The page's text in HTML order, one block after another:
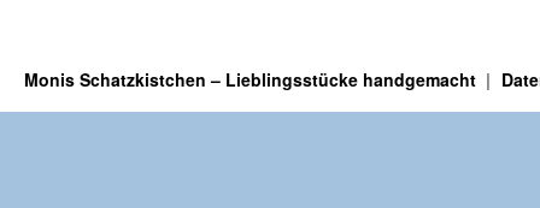
Monis Schatzkistchen – Lieblingsstücke handgemacht